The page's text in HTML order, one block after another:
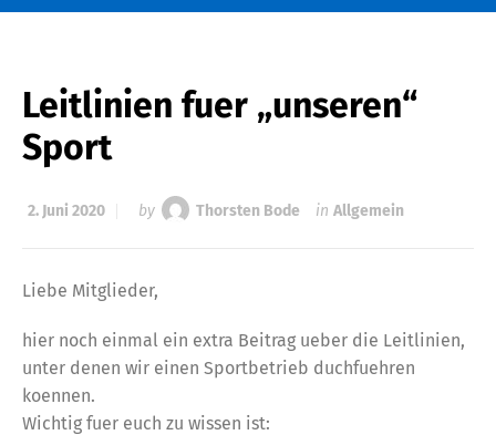
Leitlinien fuer „unseren“
Sport
2. Juni 2020 by Thorsten Bode in Allgemein
Liebe Mitglieder,
hier noch einmal ein extra Beitrag ueber die Leitlinien,
unter denen wir einen Sportbetrieb duchfuehren
koennen.
Wichtig fuer euch zu wissen ist: